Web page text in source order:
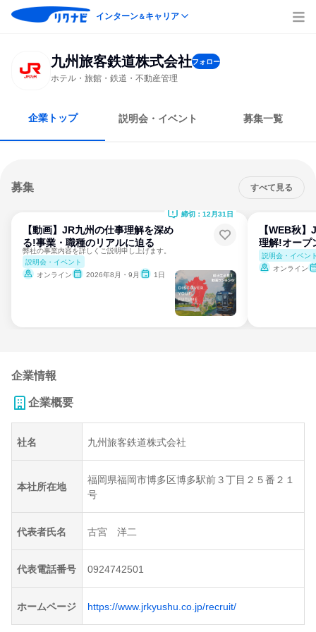
インターン＆キャリア
九州旅客鉄道株式会社フォロー
ホテル・旅館・鉄道・不動産管理
企業トップ 説明会・イベント 募集一覧
募集 すべて見る
【動画】JR九州の仕事理解を深め
る!事業・職種のリアルに迫る
弊社の事業内容を詳しくご説明申し上げます。
説明会・イベント
オンライン
2026年8月・9月 1日
締切：12月31日
【WEB秋
理解!オープ
説明会・イベン
オンライン
企業情報
企業概要
社名 九州旅客鉄道株式会社
本社所在地
福岡県福岡市博多区博多駅前３丁目２５番２１
号
代表者氏名 古宮 洋二
代表電話番号 0924742501
ホームページ https://www.jrkyushu.co.jp/recruit/